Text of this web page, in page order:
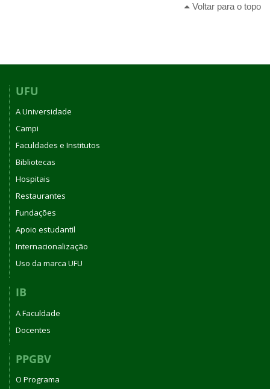
Voltar para o topo
UFU
A Universidade
Campi
Faculdades e Institutos
Bibliotecas
Hospitais
Restaurantes
Fundações
Apoio estudantil
Internacionalização
Uso da marca UFU
IB
A Faculdade
Docentes
PPGBV
O Programa